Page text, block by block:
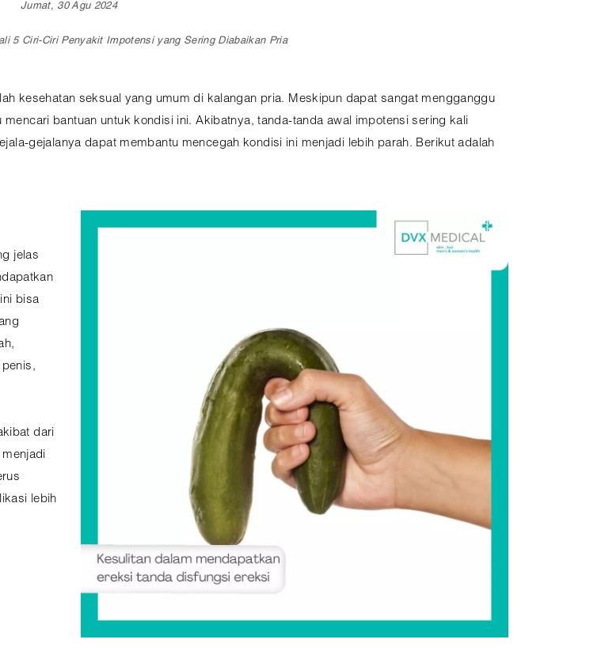
Jumat, 30 Agu 2024
5 Ciri-Ciri Penyakit Impotensi yang Sering Diabaikan Pria
kesehatan seksual yang umum di kalangan pria. Meskipun dapat sangat mengganggu
bantuan untuk kondisi ini. Akibatnya, tanda-tanda awal impotensi sering kali
gejalanya dapat membantu mencegah kondisi ini menjadi lebih parah. Berikut adalah
jelas
bisa
dari
lebih